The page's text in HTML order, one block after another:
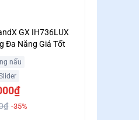
GX IH736LUX
Đa Năng Giá Tốt
nấu
-35%